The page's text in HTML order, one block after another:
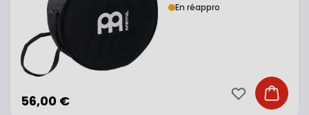
56,00 €
En réappro
Ajouter
Ajouter à ma